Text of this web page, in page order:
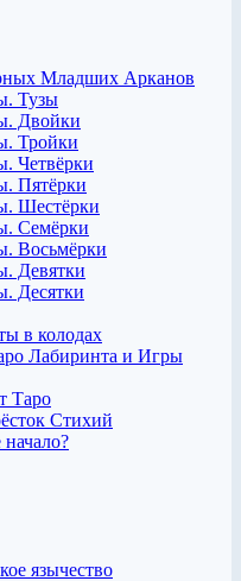
Младших Арканов
Тузы
Двойки
Тройки
Четвёрки
Пятёрки
Шестёрки
Семёрки
Восьмёрки
Девятки
Десятки
в колодах
Лабиринта и Игры
Таро
Стихий
язычество